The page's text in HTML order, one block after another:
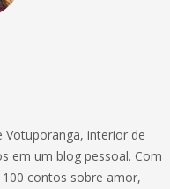
Votuporanga, interior de
em um blog pessoal. Com
contos sobre amor,